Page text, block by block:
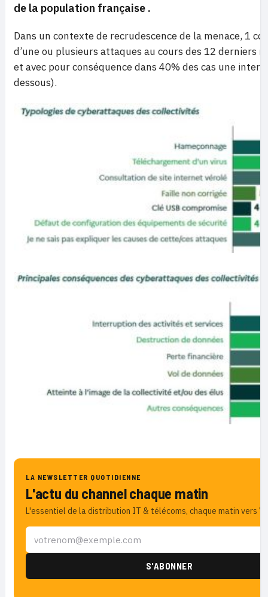
de la population française .
Dans un contexte de recrudescence de la menace, 1
d’une ou plusieurs attaques au cours des 12 derniers
et avec pour conséquence dans 40% des cas une
dessous).
LA NEWSLETTER QUOTIDIENNE
L'actu du channel chaque matin
L'essentiel de la distribution IT & télécoms, chaque matin vers